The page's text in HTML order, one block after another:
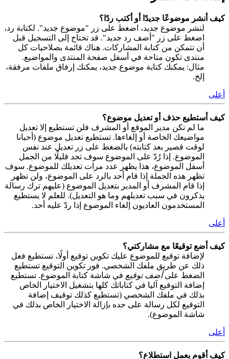
كيف أنشر موضوعًا جديدًا أو أكتب ردًا؟
لنشر موضوع جديد، اضغط على زر "موضوع جديد". لكتابة رد،
اضغط على زر "أضف رد جديد". قد تحتاج إلى التسجيل قبل
أن تتمكن من كتابة المشاركات. هناك قائمة بصلاحيات كل
منتدى تكون متاحة في أسفل صفحة المنتدى والمواضيع.
مثال: يمكنك كتابة موضوع جديد، يمكنك إرفاق ملفات مرفقة،
إلخ.
أعلى
كيف أستطيع حذف أو تعديل موضوع؟
ما لم تكن مدير الموقع أو المشرف فلن تستطيع إلا تعديل
مواضيعك الخاصة أو إلغاءها. تستطيع تعديل موضوع (أحيانا
لوقت قصير بعد كتابته) بالضغط على زر تعديل عند نفس
الموضوع. إذا رُدّ على الموضوع سوف تجد قليلًا من الجمل
أسفل الموضوع، هذا يظهر عدد مرات تعديلك للموضوع. سوف
تظهر هذه الجملة إذا قام أحد بالرد على الموضوع، ولن تظهر
إذا قام المشرف أو المدير بتعديل الموضوع (عليهم ترك رسالة
يذكرون في سبب تعديلهم وما هو التعديل). للعلم لا يستطيع
المستخدمون العاديون إلغاء الموضوع إذا ردّ عليه أحد.
أعلى
كيف أضع توقيعًا مع مشاركتي؟
لإضافة توقيع للموضوع عليك تكوين توقيع أولًا، تستطيع فعل
ذلك عن طريق ملفك الشخصي. فور تكوين التوقيع تستطيع
الضغط علىأضف توقيع في شاشة كتابة الموضوع. تستطيع
إضافة التوقيع آليا في كتاباتك كلها بتشغيل الاختيار الخاص
بذلك في ملفك الشخصي (تستطيع كذلك توقيف إضافة
التوقيع لكل رسالة على حده بإزالة الاختيار الخاص بذلك في
شاشة الموضوع).
أعلى
كيف أقوم بعمل استطلاع؟